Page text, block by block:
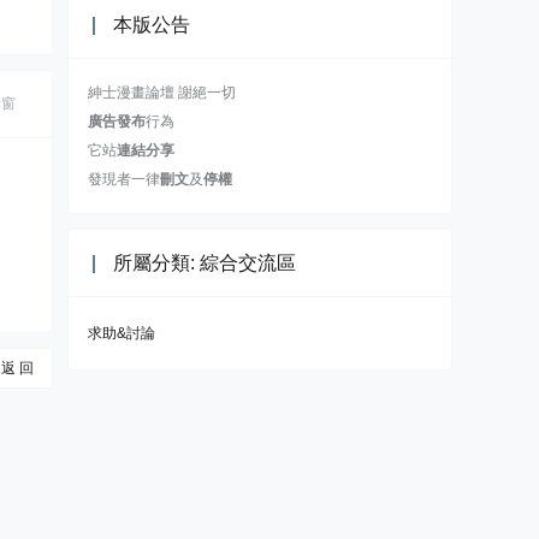
返 回
本版公告
紳士漫畫論壇 謝絕一切
廣告發布行為
它站連結分享
發現者一律刪文及停權
所屬分類: 綜合交流區
求助&討論